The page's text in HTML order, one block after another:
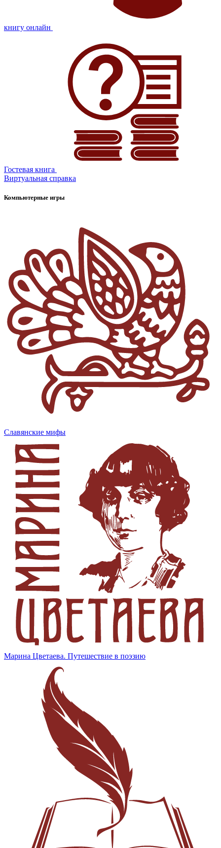
книгу онлайн
Гостевая книга
Виртуальная справка
Компьютерные игры
Славянские мифы
Марина Цветаева. Путешествие в поэзию